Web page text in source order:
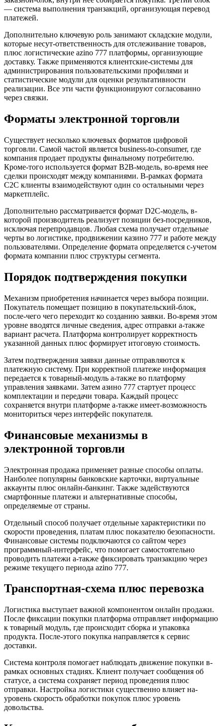
— система выполнения транзакций, организующая перевод
платежей.
Дополнительно ключевую роль занимают складские модули,
которые несут-ответственность для отслеживание товаров,
плюс логистические azino 777 платформы, организующие
доставку. Также применяются клиентские-системы для
администрирования пользовательскими профилями и
статистические модули для оценки результативности
реализации. Все эти части функционируют согласованно
через связки.
Форматы электронной торговли
Существует несколько ключевых форматов цифровой
торговли. Самой частой является business-to-consumer, где
компания продает продукты финальному потребителю.
Кроме-того используется формат B2B-модель, во-время нее
сделки происходят между компаниями. В-рамках формата
C2C клиенты взаимодействуют один со остальными через
маркетплейс.
Дополнительно рассматривается формат D2C-модель, в-
которой производитель реализует позиции без-посредников,
исключая перепродавцов. Любая схема получает отдельные
черты во логистике, продвижении казино 777 и работе между
пользователями. Определение формата определяется с-учетом
формата компании плюс структуры сегмента.
Порядок подтверждения покупки
Механизм приобретения начинается через выбора позиции.
Покупатель помещает позицию в покупательский-блок,
после-чего чего переходит ко созданию заявки. Во-время этом
уровне вводятся личные сведения, адрес отправки а-также
вариант расчета. Платформа контролирует корректность
указанной данных плюс формирует итоговую стоимость.
Затем подтверждения заявки данные отправляются к
платежную систему. При корректной платеже информация
передается к товарный-модуль а-также во платформу
управления заявками. Затем азино 777 стартует процесс
комплектации и передачи товара. Каждый процесс
сохраняется внутри платформе а-также имеет-возможность
мониториться через интерфейс покупателя.
Финансовые механизмы в
электронной торговли
Электронная продажа применяет разные способы оплаты.
Наиболее популярны банковские карточки, виртуальные
аккаунты плюс онлайн-банкинг. Также задействуются
смартфонные платежи и альтернативные способы,
определяемые от страны.
Отдельный способ получает отдельные характеристики по
скорости проведения, платам плюс показателю безопасности.
Финансовые системы подключаются со сайтом через
программный-интерфейс, что помогает самостоятельно
проводить платежи а-также фиксировать транзакцию через
режиме текущего периода azino 777.
Транспортная-схема плюс перевозка
Логистика выступает важной компонентом онлайн продажи.
После фиксации покупки платформа отправляет информацию
к товарный модуль, где происходит сборка и упаковка
продукта. После-этого покупка направляется к сервис
доставки.
Система контроля помогает наблюдать движение покупки в-
рамках основных стадиях. Клиент получает сообщения об
статусе, а система сохраняет период проведения плюс
отправки. Настройка логистики существенно влияет на-
уровень скорость обработки покупок плюс уровень
довольства.